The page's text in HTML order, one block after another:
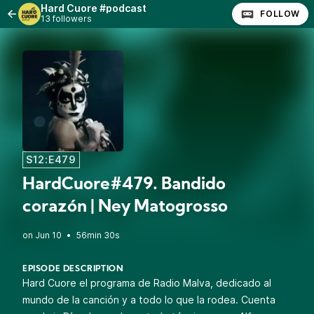
Hard Cuore #podcast
13 followers FOLLOW
S12:E479
HardCuore#479. Bandido
corazón | Ney Matogrosso
• 56min 30s
EPISODE DESCRIPTION
Hard Cuore el programa de Radio Malva, dedicado al
mundo de la canción y a todo lo que la rodea. Cuenta